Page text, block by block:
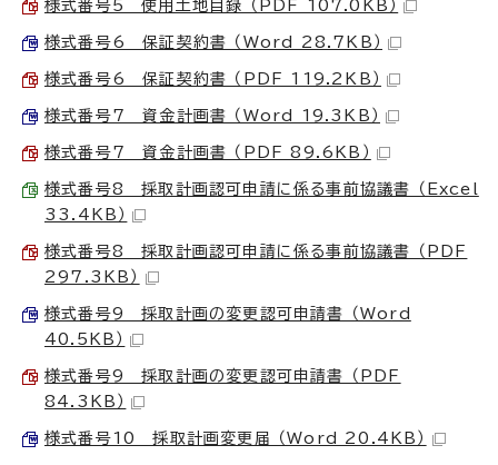
様式番号5 使用土地目録 （PDF 107.0KB）
様式番号6 保証契約書 （Word 28.7KB）
様式番号6 保証契約書 （PDF 119.2KB）
様式番号7 資金計画書 （Word 19.3KB）
様式番号7 資金計画書 （PDF 89.6KB）
様式番号8 採取計画認可申請に係る事前協議書 （Excel
33.4KB）
様式番号8 採取計画認可申請に係る事前協議書 （PDF
297.3KB）
様式番号9 採取計画の変更認可申請書 （Word
40.5KB）
様式番号9 採取計画の変更認可申請書 （PDF
84.3KB）
様式番号10 採取計画変更届 （Word 20.4KB）